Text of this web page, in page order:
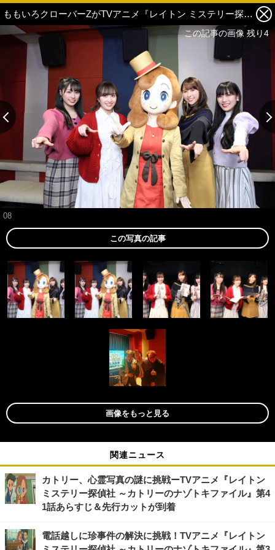
ももいろクローバーZがTVアニメ『レイトン ミステリー探偵社 ～カトリーのナゾトキファイル～』に出演！堀内賢雄＆井上和彦が動物役でゲスト出演も 1枚目の写真・画像
08
この写真の記事
画像をもっと見る
関連ニュース
カトリー、心霊写真の謎に挑戦ーTVアニメ『レイトン
ミステリー探偵社 ～カトリーのナゾトキファイル』第4
1話あらすじ＆先行カットが到着
電話越しに珍事件の解決に挑戦！TVアニメ『レイトン
この記事の画像 残り4